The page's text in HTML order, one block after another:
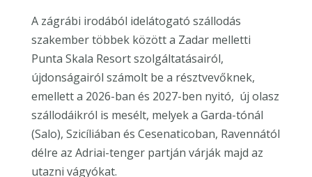
A zágrábi irodából idelátogató szállodás
szakember többek között a Zadar melletti
Punta Skala Resort szolgáltatásairól,
újdonságairól számolt be a résztvevőknek,
emellett a 2026-ban és 2027-ben nyitó, új olasz
szállodáikról is mesélt, melyek a Garda-tónál
(Salo), Szicíliában és Cesenaticoban, Ravennától
délre az Adriai-tenger partján várják majd az
utazni vágyókat.